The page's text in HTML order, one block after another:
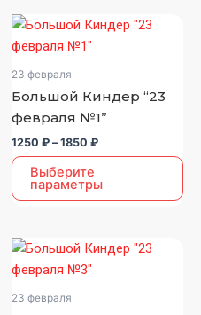
23 февраля
Большой Киндер “23
февраля №1”
1250 ₽ – 1850 ₽
Диапазон
цен:
Выберите
параметры
Этот
товар
несколько
вариаций.
Опции
можно
выбрать
23 февраля
Диапазон
цен:
Этот
товар
несколько